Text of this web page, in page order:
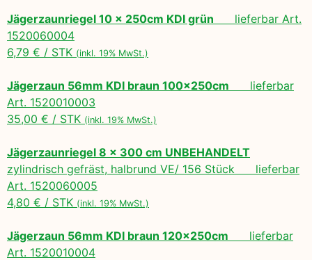
Jägerzaunriegel 10 x 250cm KDI grün lieferbar Art.
1520060004
6,79 € / STK (inkl. 19% MwSt.)
Jägerzaun 56mm KDI braun 100x250cm lieferbar
Art. 1520010003
35,00 € / STK (inkl. 19% MwSt.)
Jägerzaunriegel 8 x 300 cm UNBEHANDELT
zylindrisch gefräst, halbrund VE/ 156 Stück lieferbar
Art. 1520060005
4,80 € / STK (inkl. 19% MwSt.)
Jägerzaun 56mm KDI braun 120x250cm lieferbar
Art. 1520010004